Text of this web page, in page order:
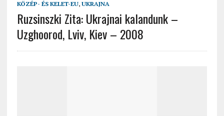
KÖZÉP- ÉS KELET-EU, UKRAJNA
Ruzsinszki Zita: Ukrajnai kalandunk –
Uzghoorod, Lviv, Kiev – 2008